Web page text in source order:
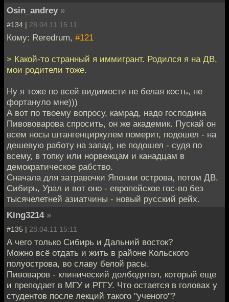
Osin_andrey »
#134 | 28.04.11 15:11
Кому: Reredrum, #121
> Какой-то странный я иммигрант. Родился я на ДВ,
мои родители тоже.
Ну я тоже по всей видимости не белая кость, не
фортануло мне)))
А вот по твоему вопросу, камрад, надо господина
Пивововарова спросить, он же академик. Пускай он
всем носы штангенциркулем померит, подошел - на
дешевую работу на запад, не подошел - судя по
всему, в топку или норвежцам и канадцам в
демократическое рабство.
Сначала для затравочки Японии острова, потом ДВ,
Сибирь, Урал и вот оно - европейское гос-во без
тысячелетней азиатчины - новый русский рейх.
King3214 »
#135 | 28.04.11 15:11
А чего только Сибирь и Дальний восток?
Можно всё отдать и жить в районе Кольского
полуострова, во славу белой расы.
Пивоваров - клинический долбодятел, который еще
и преподает в МГУ и РГГУ. Что остается в головах у
студентов после лекций такого "ученого"?